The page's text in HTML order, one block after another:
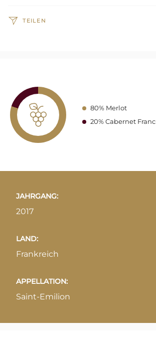
TEILEN
80% Merlot
20% Cabernet Franc
JAHRGANG:
2017
LAND:
Frankreich
APPELLATION:
Saint-Emilion